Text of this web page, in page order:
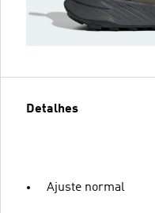
Detalhes
Ajuste normal